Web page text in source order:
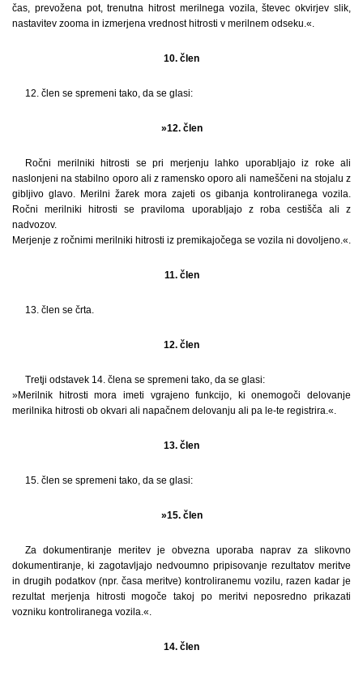
čas, prevožena pot, trenutna hitrost merilnega vozila, števec okvirjev slik,
nastavitev zooma in izmerjena vrednost hitrosti v merilnem odseku.«.
10. člen
12. člen se spremeni tako, da se glasi:
»12. člen
Ročni merilniki hitrosti se pri merjenju lahko uporabljajo iz roke ali
naslonjeni na stabilno oporo ali z ramensko oporo ali nameščeni na stojalu z
gibljivo glavo. Merilni žarek mora zajeti os gibanja kontroliranega vozila.
Ročni merilniki hitrosti se praviloma uporabljajo z roba cestišča ali z
nadvozov.
Merjenje z ročnimi merilniki hitrosti iz premikajočega se vozila ni dovoljeno.«.
11. člen
13. člen se črta.
12. člen
Tretji odstavek 14. člena se spremeni tako, da se glasi:
»Merilnik hitrosti mora imeti vgrajeno funkcijo, ki onemogoči delovanje
merilnika hitrosti ob okvari ali napačnem delovanju ali pa le-te registrira.«.
13. člen
15. člen se spremeni tako, da se glasi:
»15. člen
Za dokumentiranje meritev je obvezna uporaba naprav za slikovno
dokumentiranje, ki zagotavljajo nedvoumno pripisovanje rezultatov meritve
in drugih podatkov (npr. časa meritve) kontroliranemu vozilu, razen kadar je
rezultat merjenja hitrosti mogoče takoj po meritvi neposredno prikazati
vozniku kontroliranega vozila.«.
14. člen